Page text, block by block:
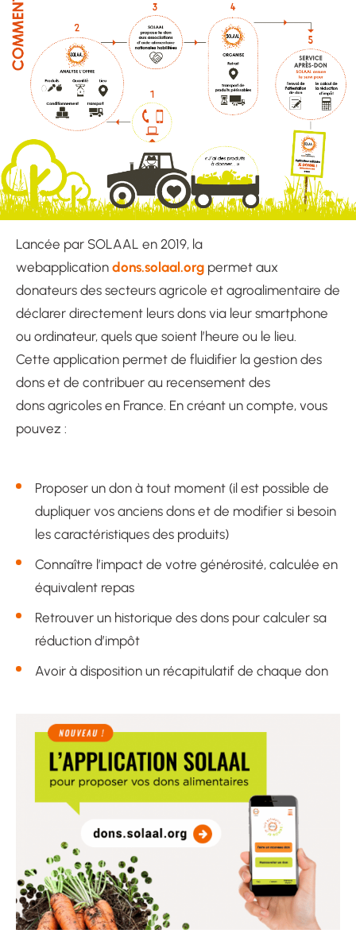
Lancée par SOLAAL en 2019, la
webapplicationdons.solaal.org permet aux
donateurs des secteurs agricole et agroalimentaire de
déclarer directement leurs dons via leur smartphone
ou ordinateur, quels que soient l’heure ou le lieu.
Cette application permet de fluidifier la gestion des
dons et de contribuer au recensement des
dons agricoles en France. En créant un compte, vous
pouvez :
Proposer un don à tout moment (il est possible de
dupliquer vos anciens dons et de modifier si besoin
les caractéristiques des produits)
Connaître l’impact de votre générosité, calculée en
équivalent repas
Retrouver un historique des dons pour calculer sa
réduction d’impôt
Avoir à disposition un récapitulatif de chaque don